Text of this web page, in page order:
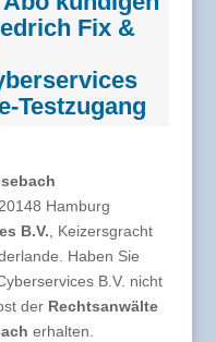
Fix &
Testzugang
Hamburg
B.V., Keizersgracht
Haben Sie
B.V. nicht
der Rechtsanwälte
erhalten.